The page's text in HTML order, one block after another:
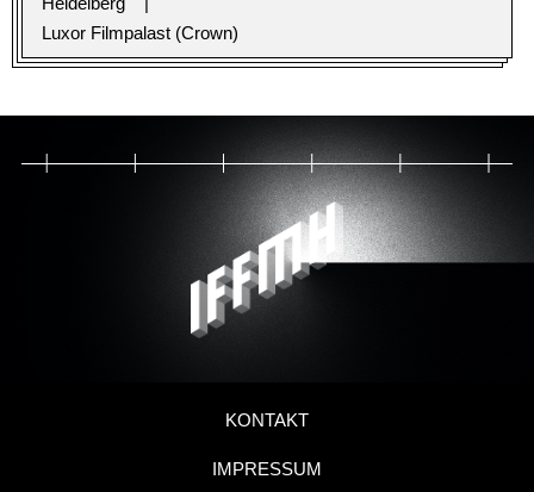
Luxor Filmpalast (Crown)
KONTAKT
IMPRESSUM